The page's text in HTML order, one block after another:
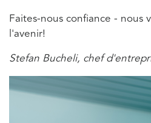
Faites-nous confiance - nous
l'avenir!
Stefan Bucheli, chef